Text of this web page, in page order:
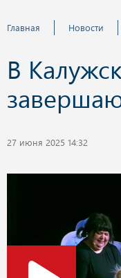
Главная Новости
В
27 июня 2025 14:32